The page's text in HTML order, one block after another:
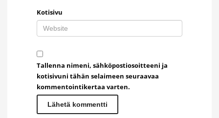
Kotisivu
Tallenna nimeni, sähköpostiosoitteeni ja
kotisivuni tähän selaimeen seuraavaa
kommentointikertaa varten.